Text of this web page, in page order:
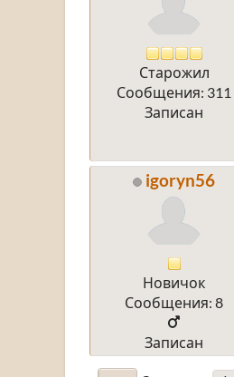
Старожил
Сообщения: 311
Записан
igoryn56
Новичок
Сообщения: 8
Записан